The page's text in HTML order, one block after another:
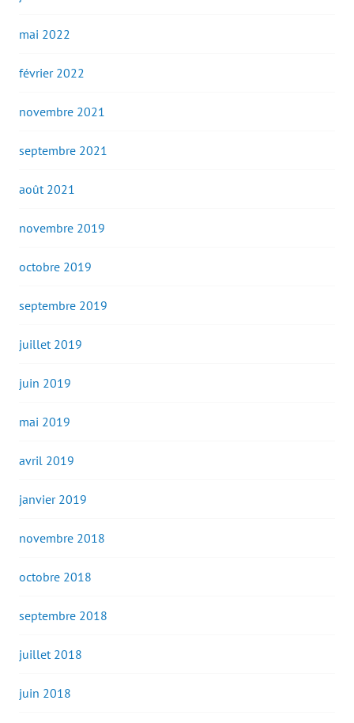
mai 2022
février 2022
novembre 2021
septembre 2021
août 2021
novembre 2019
octobre 2019
septembre 2019
juillet 2019
juin 2019
mai 2019
avril 2019
janvier 2019
novembre 2018
octobre 2018
septembre 2018
juillet 2018
juin 2018